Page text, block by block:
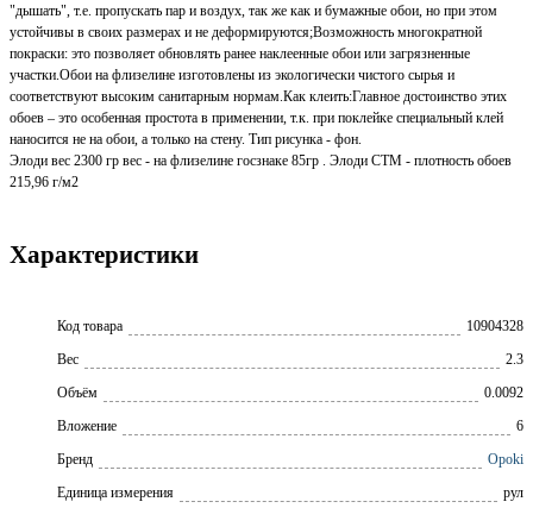
"дышать", т.е. пропускать пар и воздух, так же как и бумажные обои, но при этом
устойчивы в своих размерах и не деформируются;Возможность многократной
покраски: это позволяет обновлять ранее наклеенные обои или загрязненные
участки.Обои на флизелине изготовлены из экологически чистого сырья и
соответствуют высоким санитарным нормам.Как клеить:Главное достоинство этих
обоев – это особенная простота в применении, т.к. при поклейке специальный клей
наносится не на обои, а только на стену. Тип рисунка - фон.
Элоди вес 2300 гр вес - на флизелине госзнаке 85гр . Элоди СТМ - плотность обоев
215,96 г/м2
Характеристики
Код товара
10904328
Вес
2.3
Объём
0.0092
Вложение
6
Бренд
Opoki
Единица измерения
рул